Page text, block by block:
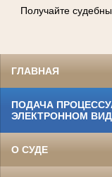
Получайте
ГЛАВНАЯ
ПОДАЧА
ЭЛЕКТРОННОМ
О СУДЕ